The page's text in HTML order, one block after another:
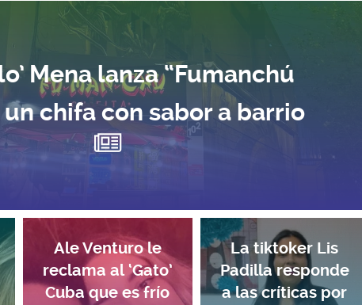
Mena lanza “Fumanchú
un chifa con sabor a barrio
Ale Venturo le
reclama al ‘Gato’
Cuba que es frío
La tiktoker Lis
Padilla responde
a las críticas por